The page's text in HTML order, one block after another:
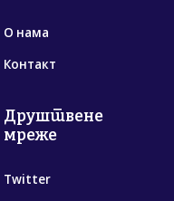
О нама
Контакт
Друштвене
мреже
Twitter